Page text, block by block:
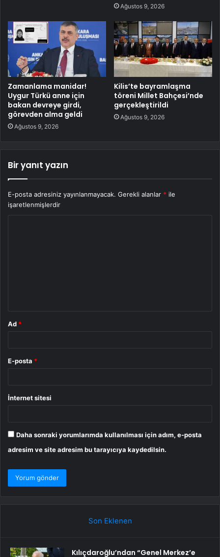
Ağustos 9, 2026
Zamanlama manidar!
Uygur Türkü anne için
bakan devreye girdi,
görevden alma geldi
Ağustos 9, 2026
Kilis’te bayramlaşma
töreni Millet Bahçesi’nde
gerçekleştirildi
Ağustos 9, 2026
Bir yanıt yazın
E-posta adresiniz yayınlanmayacak. Gerekli alanlar * ile
işaretlenmişlerdir
Ad *
E-posta *
İnternet sitesi
Daha sonraki yorumlarımda kullanılması için adım, e-posta
adresim ve site adresim bu tarayıcıya kaydedilsin.
Son Eklenen
Kılıçdaroğlu’ndan “Genel Merkez’e